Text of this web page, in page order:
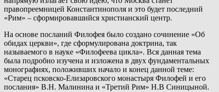
правопреемницей Константинополя и это будет последний
«Рим» – сформировавшийся христианский центр.
На основе посланий Филофея было создано сочинение «Об
обидах церкви», где сформулирована доктрина, так
называемого в науке «Филофеева цикла». Вся данная тема
была подробно изучена и изложена в двух фундаментальных
монографиях, положивших начало и конец данной теме:
«Старец псковско-Елизаровского монастыря Филофей и его
послания» В.Н. Малинина и «Третий Рим» Н.В Синицыной.